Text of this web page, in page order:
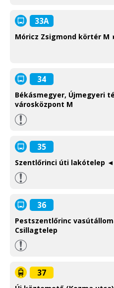
33A
Móricz Zsigmond körtér M
34
Békásmegyer, Újmegyeri
városközpont M
35
Szentlőrinci úti lakótelep
36
Pestszentlőrinc
Csillagtelep
37